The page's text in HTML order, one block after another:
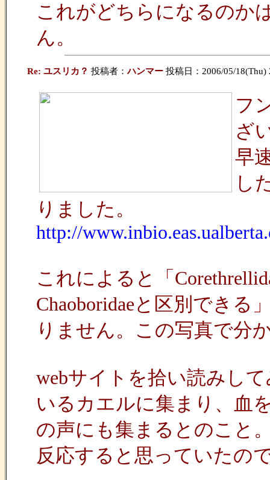
これがどちらになるのか
ん。
Re: ユスリカ？ 投稿者：ハンマー 投稿日：2006/05/18(Thu)
フ
ざ
早
し
りました。
http://
これによると「
Chaoboridaeと区別でき
りません。この写真で分
webサイトを拾い読みし
いるカエルに集まり、血
の声にも集まるとのこと
反応すると思っていたの